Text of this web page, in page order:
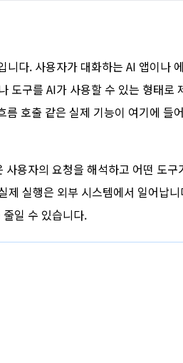
니다. 사용자가 대화하는 AI 앱이나
도구를 AI가 사용할 수 있는 형태로
호출 같은 실제 기능이 여기에 들
용자의 요청을 해석하고 어떤 도구
제 실행은 외부 시스템에서 일어납니
일 수 있습니다.